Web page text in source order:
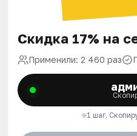
Скидка 17% на
Применили: 2 460 раз
1 шаг.